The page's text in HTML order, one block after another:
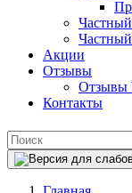
Акции
Отзывы
Отзывы
Контакты